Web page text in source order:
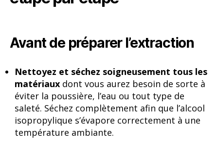
Avant de préparer l’extraction
Nettoyez et séchez soigneusement tous les
matériaux dont vous aurez besoin de sorte à
éviter la poussière, l’eau ou tout type de
saleté. Séchez complètement afin que l’alcool
isopropylique s’évapore correctement à une
température ambiante.